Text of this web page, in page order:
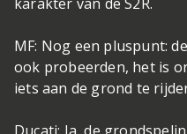
MF: Nog een pluspunt:
ook probeerden, het is
iets aan de grond te